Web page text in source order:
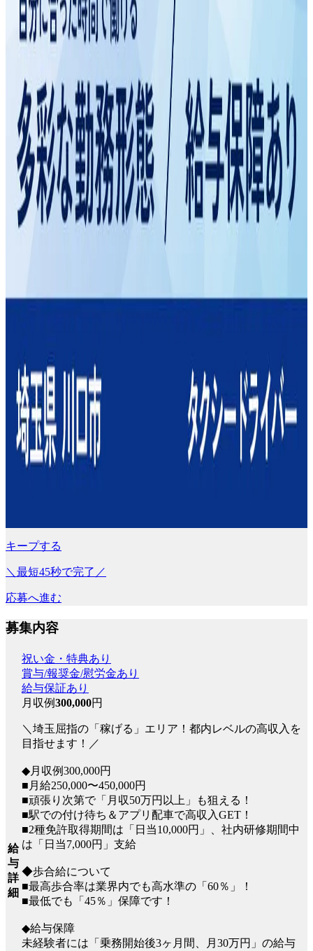
キープする
＼最短45秒で完了／
応募へ進む
募集内容
給
与
詳
細
祝い金・特典あり
賞与/報奨金/慰労金あり
給与保証あり
月収例300,000円
＼埼玉屈指の「稼げる」エリア！都内レベルの高収入を
目指せます！／
◆月収例300,000円
■月給250,000〜450,000円
■頑張り次第で「月収50万円以上」も狙える！
■駅での付け待ち＆アプリ配車で高収入GET！
■2種免許取得期間は「日当10,000円」、社内研修期間中
は「日当7,000円」支給
◆歩合給について
■最高歩合率は業界内でも高水準の「60％」！
■最低でも「45％」保障です！
◆給与保障
未経験者には「乗務開始後3ヶ月間、月30万円」の給与